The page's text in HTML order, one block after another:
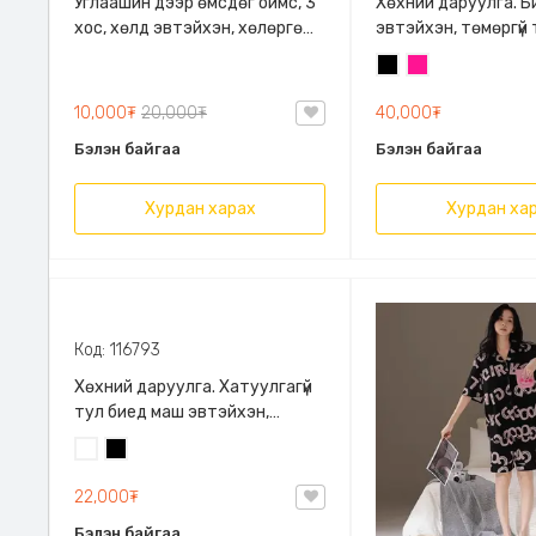
хос, хөлд эвтэйхэн, хөлөргөж
10,000₮ 20,000₮
Бэлэн байгаа
Хурдан харах
эвтэйхэн, төмөргүй
нухахгүй, зөөлөн
дэгээтэй, нэмэлт
дагалдана. Хөхийг
40,000₮
Бэлэн байгаа
Хурдан